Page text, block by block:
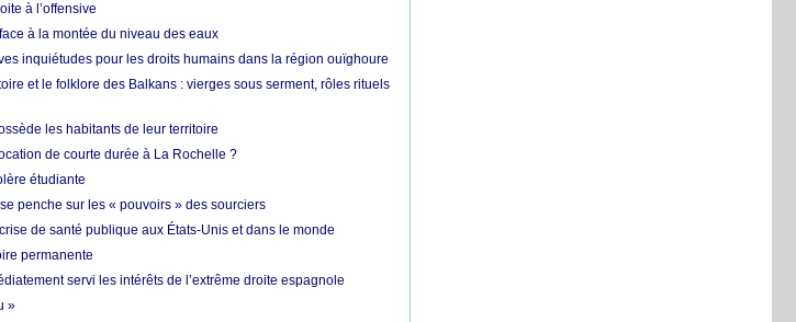
à l’offensive
à la montée du niveau des eaux
inquiétudes pour les droits humains dans la région ouïghoure
et le folklore des Balkans : vierges sous serment, rôles rituels
les habitants de leur territoire
de courte durée à La Rochelle ?
étudiante
penche sur les « pouvoirs » des sourciers
de santé publique aux États-Unis et dans le monde
permanente
servi les intérêts de l’extrême droite espagnole
»